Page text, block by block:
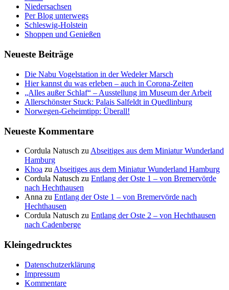
Niedersachsen
Per Blog unterwegs
Schleswig-Holstein
Shoppen und Genießen
Neueste Beiträge
Die Nabu Vogelstation in der Wedeler Marsch
Hier kannst du was erleben – auch in Corona-Zeiten
„Alles außer Schlaf“ – Ausstellung im Museum der Arbeit
Allerschönster Stuck: Palais Salfeldt in Quedlinburg
Norwegen-Geheimtipp: Überall!
Neueste Kommentare
Cordula Natusch zu Abseitiges aus dem Miniatur Wunderland
Hamburg
Khoa zu Abseitiges aus dem Miniatur Wunderland Hamburg
Cordula Natusch zu Entlang der Oste 1 – von Bremervörde
nach Hechthausen
Anna zu Entlang der Oste 1 – von Bremervörde nach
Hechthausen
Cordula Natusch zu Entlang der Oste 2 – von Hechthausen
nach Cadenberge
Kleingedrucktes
Datenschutzerklärung
Impressum
Kommentare